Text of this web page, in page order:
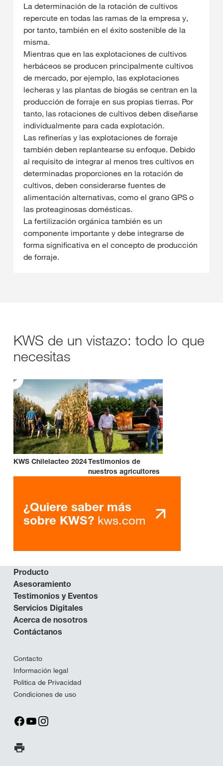
La determinación de la rotación de cultivos
repercute en todas las ramas de la empresa y,
por tanto, también en el éxito sostenible de la
misma.
Mientras que en las explotaciones de cultivos
herbáceos se producen principalmente cultivos
de mercado, por ejemplo, las explotaciones
lecheras y las plantas de biogás se centran en la
producción de forraje en sus propias tierras. Por
tanto, las rotaciones de cultivos deben diseñarse
individualmente para cada explotación.
Las refinerías y las explotaciones de forraje
también deben replantearse su enfoque. Debido
al requisito de integrar al menos tres cultivos en
determinadas proporciones en la rotación de
cultivos, deben considerarse fuentes de
alimentación alternativas, como el grano GPS o
las proteaginosas domésticas.
La fertilización orgánica también es un
componente importante y debe integrarse de
forma significativa en el concepto de producción
de forraje.
KWS de un vistazo: todo lo que
necesitas
KWS Chilelacteo 2024Testimonios de
nuestros agricultores
¿Quiere saber más
sobre KWS? kws.com
Producto
Asesoramiento
Testimonios y Eventos
Servicios Digitales
Acerca de nosotros
Contáctanos
Contacto
Información legal
Politica de Privacidad
Condiciones de uso
Imprimir página